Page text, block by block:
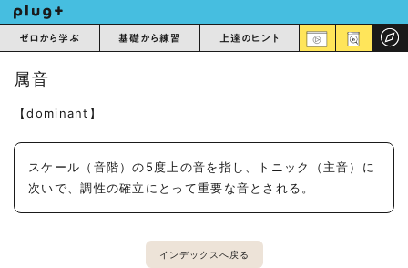
ゼロから学ぶ 基礎から練習 上達のヒント
属音
【dominant】
スケール（音階）の5度上の音を指し、トニック（主音）に
次いで、調性の確立にとって重要な音とされる。
インデックスへ戻る